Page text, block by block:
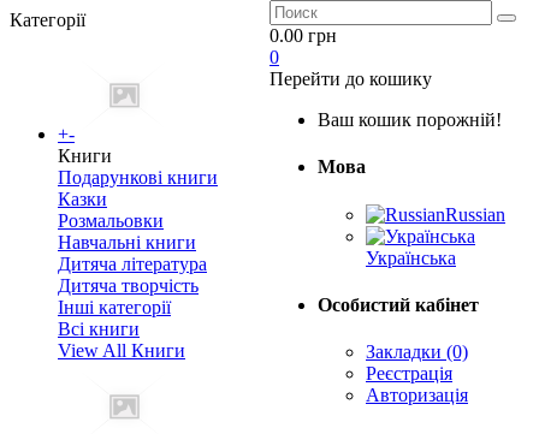
Категорії
+-
Книги
Подарункові книги
Казки
Розмальовки
Навчальні книги
Дитяча література
Дитяча творчість
Інші категорії
Всі книги
View All Книги
0.00 грн
0
Перейти до кошику
Ваш кошик порожній!
Мова
Russian
Українська
Особистий кабінет
Закладки (0)
Реєстрація
Авторизація